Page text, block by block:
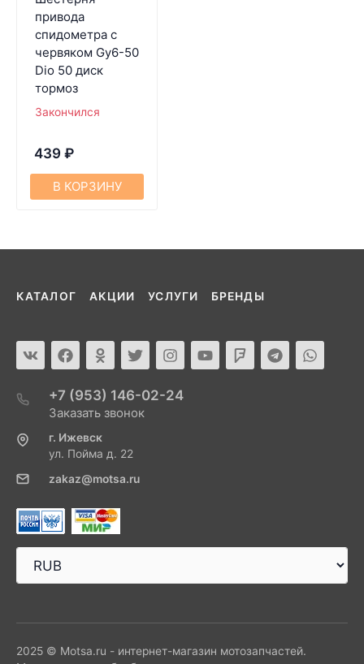
привода
спидометра с
червяком Gy6-50
Dio 50 диск
тормоз
Закончился
439 ₽
В КОРЗИНУ
КАТАЛОГ АКЦИИ УСЛУГИ БРЕНДЫ
+7 (953) 146-02-24
Заказать звонок
г. Ижевск
ул. Пойма д. 22
zakaz@motsa.ru
2025 © Motsa.ru - интернет-магазин мотозапчастей.